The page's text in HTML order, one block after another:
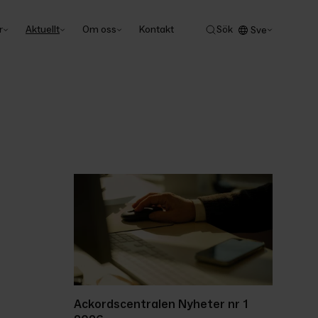
Aktuellt Om oss Kontakt Sök Sve
Ackordscentralen Nyheter nr 1